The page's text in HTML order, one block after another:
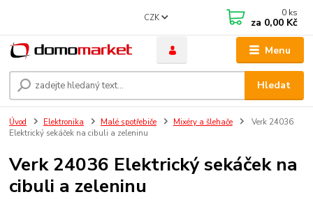
Menu
CZK
Hledat
0 ks
za 0,00 Kč
Úvod Elektronika Malé spotřebiče Mixéry a šlehače
Verk 24036
Elektrický sekáček na cibuli a zeleninu
Verk 24036 Elektrický sekáček na
cibuli a zeleninu